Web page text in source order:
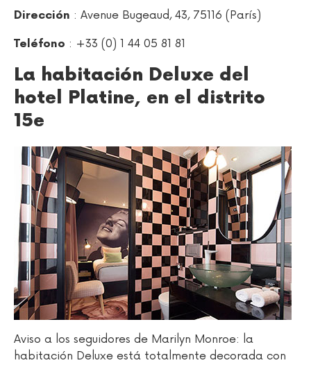
Dirección : Avenue Bugeaud, 43, 75116 (París)
Teléfono : +33 (0) 1 44 05 81 81
La habitación Deluxe del
hotel Platine, en el distrito
15e
Aviso a los seguidores de Marilyn Monroe: la
habitación Deluxe está totalmente decorada con